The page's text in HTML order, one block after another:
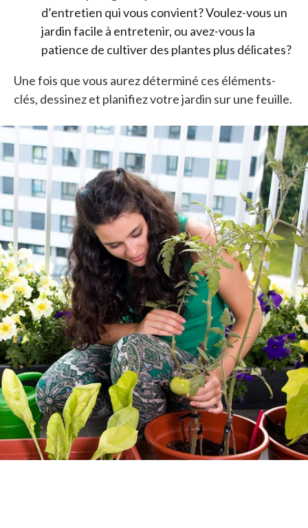
d’entretien qui vous convient? Voulez-vous un
jardin facile à entretenir, ou avez-vous la
patience de cultiver des plantes plus délicates?
Une fois que vous aurez déterminé ces éléments-
clés, dessinez et planifiez votre jardin sur une feuille.